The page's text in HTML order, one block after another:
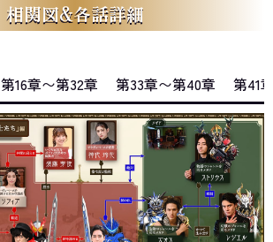
相関図&各話詳細
第16章〜第32章 第33章〜第40章 第41